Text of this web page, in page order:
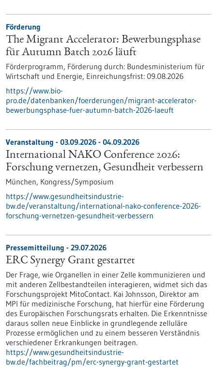
Förderung
The Migrant Accelerator: Bewerbungsphase
für Autumn Batch 2026 läuft
Förderprogramm, Förderung durch: Bundesministerium für
Wirtschaft und Energie, Einreichungsfrist: 09.08.2026
https://www.bio-
pro.de/datenbanken/foerderungen/migrant-accelerator-
bewerbungsphase-fuer-autumn-batch-2026-laeuft
Veranstaltung - 03.09.2026 - 04.09.2026
International NAKO Conference 2026:
Forschung vernetzen, Gesundheit verbessern
München, Kongress/Symposium
https://www.gesundheitsindustrie-
bw.de/veranstaltung/international-nako-conference-2026-
forschung-vernetzen-gesundheit-verbessern
Pressemitteilung - 29.07.2026
ERC Synergy Grant gestartet
Der Frage, wie Organellen in einer Zelle kommunizieren und
mit anderen Zellbestandteilen interagieren, widmet sich das
Forschungsprojekt MitoContact. Kai Johnsson, Direktor am
MPI für medizinische Forschung, hat hierfür eine Förderung
des Europäischen Forschungsrats erhalten. Die Erkenntnisse
daraus sollen neue Einblicke in grundlegende zelluläre
Prozesse ermöglichen und zu einem besseren Verständnis
verschiedener Erkrankungen beitragen.
https://www.gesundheitsindustrie-
bw.de/fachbeitrag/pm/erc-synergy-grant-gestartet